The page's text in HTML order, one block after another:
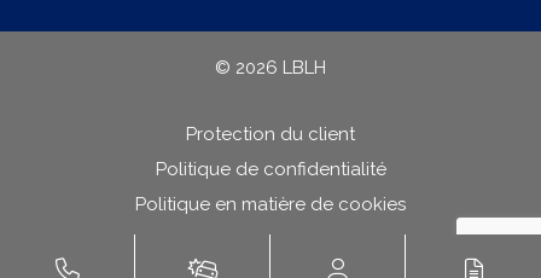
© 2026 LBLH
Protection du client
Politique de confidentialité
Politique en matière de cookies